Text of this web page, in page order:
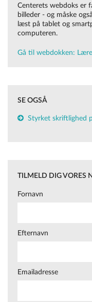
Centerets webdoks er
billeder - og måske
læst på tablet og
computeren.
Gå til webdokken:
SE OGSÅ
Styrket skriftlighed
TILMELD DIG VORES
Fornavn
Efternavn
Emailadresse